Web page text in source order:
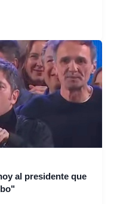
al presidente que